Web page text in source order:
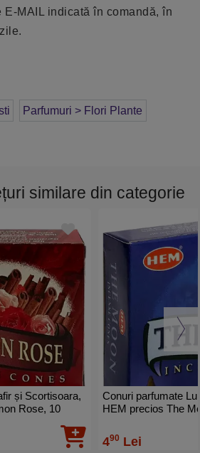
E-MAIL indicată în comandă, în
Parfumuri > Flori Plante
similare din categorie
și Scortisoara,
Rose, 10
Conuri parfumate
HEM precios The
490 Lei